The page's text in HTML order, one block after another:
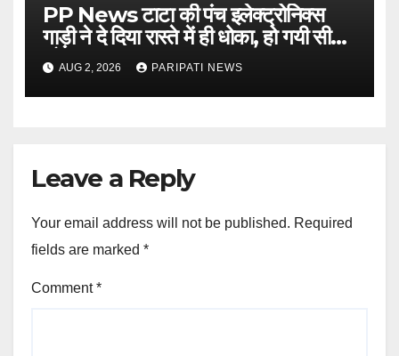
PP News टाटा की पंच इलेक्ट्रोनिक्स
गाड़ी ने दे दिया रास्ते में ही धोका, हो गयी सीज,
जो सब बताया झूठ
AUG 2, 2026 PARIPATI NEWS
Leave a Reply
Your email address will not be published. Required
fields are marked *
Comment*